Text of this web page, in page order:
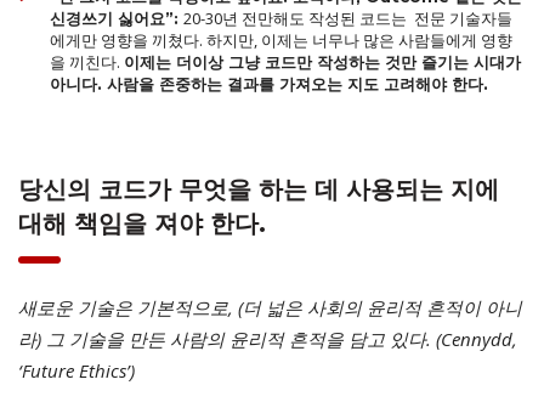
신경쓰기 싫어요”: 20-30년 전만해도 작성된 코드는 전문 기술자들
에게만 영향을 끼쳤다. 하지만, 이제는 너무나 많은 사람들에게 영향
을 끼친다. 이제는 더이상 그냥 코드만 작성하는 것만 즐기는 시대가
아니다. 사람을 존중하는 결과를 가져오는 지도 고려해야 한다.
당신의 코드가 무엇을 하는 데 사용되는 지에
대해 책임을 져야 한다.
새로운 기술은 기본적으로, (더 넓은 사회의 윤리적 흔적이 아니
라) 그 기술을 만든 사람의 윤리적 흔적을 담고 있다. (Cennydd,
‘Future Ethics’)